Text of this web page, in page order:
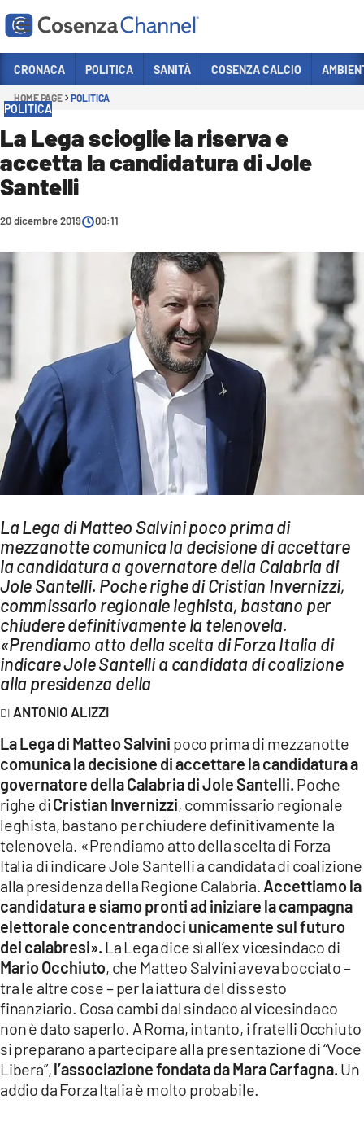
Sezioni
POLITICA
COSENZA CALCIO
ECONOMIA E LAVORO
AMBIENTE
Streaming
LAC TV
LAC NETWORK
LAC ONAIR
LaC
Network
LACPLAY.IT
LACTV.IT
LACONAIR.IT
LACITYMAG.IT
ILVIBONESE.IT
CATANZAROCHANNEL.IT
LACAPITALENEWS.IT
App
ANDROID
APPLE
CRONACA POLITICA SANITÀ COSENZA CALCIO
HOME PAGE POLITICA
POLITICA
La Lega scioglie la riserva e
accetta la candidatura di Jole
Santelli
20 dicembre 2019 00:11
La Lega di Matteo Salvini poco prima di
mezzanotte comunica la decisione di accettare
la candidatura a governatore della Calabria di
Jole Santelli. Poche righe di Cristian Invernizzi,
commissario regionale leghista, bastano per
chiudere definitivamente la telenovela.
«Prendiamo atto della scelta di Forza Italia di
indicare Jole Santelli a candidata di coalizione
alla presidenza della
ANTONIO ALIZZI
La Lega di Matteo Salvini poco prima di mezzanotte
comunica la decisione di accettare la candidatura a
governatore della Calabria di Jole Santelli. Poche
righe diCristian Invernizzi, commissario regionale
leghista, bastano per chiudere definitivamente la
telenovela. «Prendiamo atto della scelta di Forza
Italia di indicare Jole Santelli a candidata di coalizione
alla presidenza della Regione Calabria. Accettiamo la
candidatura e siamo pronti ad iniziare la campagna
elettorale concentrandoci unicamente sul futuro
dei calabresi». La Lega dice sì all’ex vicesindaco di
Mario Occhiuto, che Matteo Salvini aveva bocciato –
tra le altre cose – per la iattura del dissesto
finanziario. Cosa cambi dal sindaco al vicesindaco
non è dato saperlo. A Roma, intanto, i fratelli Occhiuto
si preparano a partecipare alla presentazione di “Voce
Libera”,l’associazione fondata da Mara Carfagna. Un
addio da Forza Italia è molto probabile.